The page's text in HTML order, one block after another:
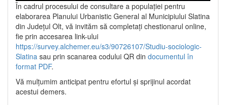
În cadrul procesului de consultare a populaţiei pentru
elaborarea Planului Urbanistic General al Municipiului Slatina
din Județul Olt, vă invităm să completați chestionarul online,
fie prin accesarea link-ului
https://survey.alchemer.eu/s3/90726107/Studiu-sociologic-
Slatina sau prin scanarea codului QR din documentul în
format PDF.
Vă mulţumim anticipat pentru efortul şi sprijinul acordat
acestui demers.